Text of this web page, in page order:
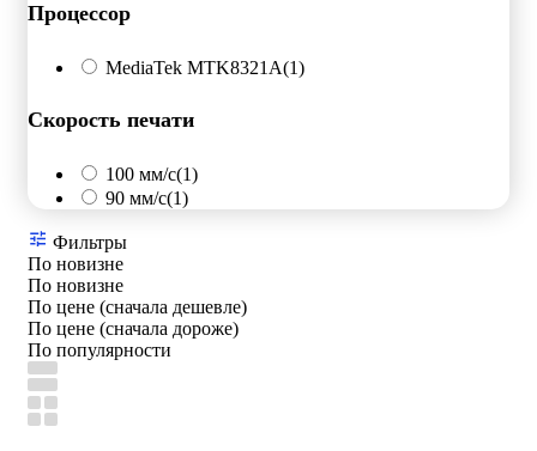
Процессор
MediaTek MTK8321A(1)
Скорость печати
100 мм/с(1)
90 мм/с(1)
Фильтры
По новизне
По новизне
По цене (сначала дешевле)
По цене (сначала дороже)
По популярности